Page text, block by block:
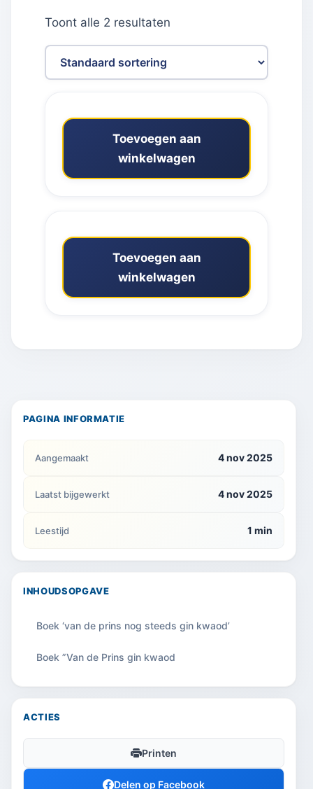
Toont alle 2 resultaten
Toevoegen aan
winkelwagen
Toevoegen aan
winkelwagen
PAGINA INFORMATIE
Aangemaakt 4 nov 2025
Laatst bijgewerkt 4 nov 2025
Leestijd 1 min
INHOUDSOPGAVE
Boek ‘van de prins nog steeds gin kwaod’
Boek ”Van de Prins gin kwaod
ACTIES
Printen
Delen op Facebook